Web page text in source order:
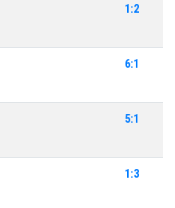
1:2
6:1
5:1
1:3